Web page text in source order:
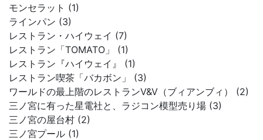
モンセラット (1)
ラインパン (3)
レストラン・ハイウェイ (7)
レストラン「TOMATO」 (1)
レストラン『ハイウェイ』 (1)
レストラン喫茶「バカボン」 (3)
ワールドの最上階のレストランV&V（ブィアンブィ） (2)
三ノ宮に有った星電社と、ラジコン模型売り場 (3)
三ノ宮の屋台村 (2)
三ノ宮プール (1)